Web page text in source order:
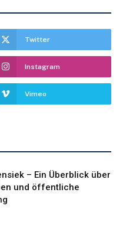
Twitter
Instagram
Vimeo
– Ein Überblick über
und öffentliche